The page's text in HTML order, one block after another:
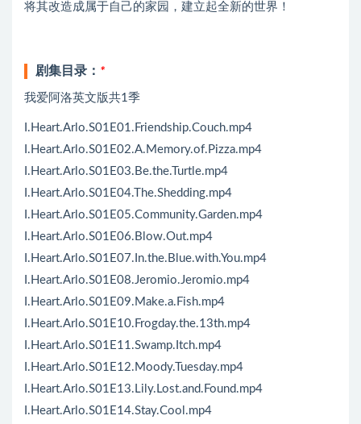
将其改造成属于自己的家园，建立起全新的世界！
剧集目录： *
我爱阿洛英文版共1季
I.Heart.Arlo.S01E01.Friendship.Couch.mp4
I.Heart.Arlo.S01E02.A.Memory.of.Pizza.mp4
I.Heart.Arlo.S01E03.Be.the.Turtle.mp4
I.Heart.Arlo.S01E04.The.Shedding.mp4
I.Heart.Arlo.S01E05.Community.Garden.mp4
I.Heart.Arlo.S01E06.Blow.Out.mp4
I.Heart.Arlo.S01E07.In.the.Blue.with.You.mp4
I.Heart.Arlo.S01E08.Jeromio.Jeromio.mp4
I.Heart.Arlo.S01E09.Make.a.Fish.mp4
I.Heart.Arlo.S01E10.Frogday.the.13th.mp4
I.Heart.Arlo.S01E11.Swamp.Itch.mp4
I.Heart.Arlo.S01E12.Moody.Tuesday.mp4
I.Heart.Arlo.S01E13.Lily.Lost.and.Found.mp4
I.Heart.Arlo.S01E14.Stay.Cool.mp4